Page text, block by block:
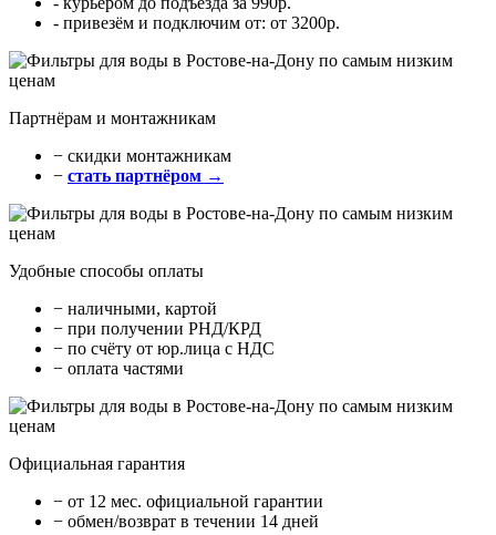
- привезём и подключим от: от 3200р.
Партнёрам и монтажникам
− cкидки монтажникам
− стать партнёром →
Удобные способы оплаты
− наличными, картой
− при получении РНД/КРД
− по счёту от юр.лица с НДС
− оплата частями
Официальная гарантия
− от 12 мес. официальной гарантии
− обмен/возврат в течении 14 дней